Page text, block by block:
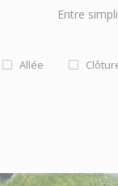
Entre
Allée